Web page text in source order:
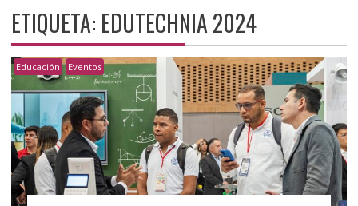
ETIQUETA: EDUTECHNIA 2024
Educación Eventos